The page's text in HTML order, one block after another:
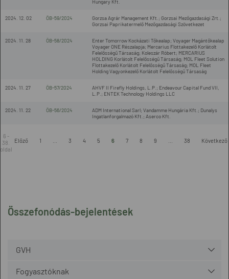
Összefonódás-bejelentések
GVH
Fogyasztóknak
Hungary Kft.
2024. 12. 02 ÖB-59/2024
Gorzsa Agrár Management Kft.; Gorzsai Mezőgazdasági Zrt.;
Gorzsai Paprikatermelő Mezőgazdasági Szövetkezet
2024. 11. 28 ÖB-58/2024
Enter Tomorrow Kockázati Tőkealap; Voyager Magántőkealap
Voyager ONE Részalapja; Mercarius Flottakezelő Korlátolt
Felelősségű Társaság; Koleszár Róbert; MERCARIUS
HOLDING Korlátolt Felelősségű Társaság; MOL Fleet Solution
Flottakezelő Korlátolt Felelősségű Társaság; MOL Fleet
Holding Vagyonkezelő Korlátolt Felelősségű Társaság
2024. 11. 27 ÖB-57/2024
AHVF II Firefly Holdings, L.P.; Endeavour Capital Fund VII,
L.P.; ENTEK Technology Holdings LLC
2024. 11. 22 ÖB-56/2024
ADM International Sarl; Vandamme Hungária Kft.; Dunalys
Ingatlanforgalmazó Kft.; Aserco Kft.
6 -
38.
oldal
Előző 1 3 4 5 6 7 8 9 38 Következő